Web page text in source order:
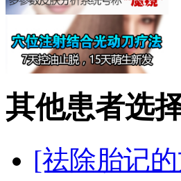
其他患者选择
[祛除胎记